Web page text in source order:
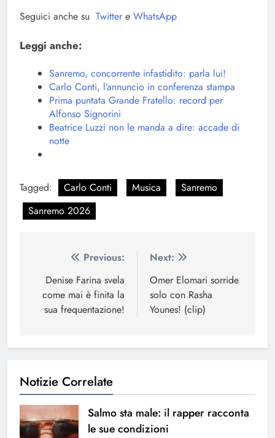
Seguici anche su Twitter e WhatsApp
Leggi anche:
Sanremo, concorrente infastidito: parla lui!
Carlo Conti, l’annuncio in conferenza stampa
Prima puntata Grande Fratello: record per
Alfonso Signorini
Beatrice Luzzi non le manda a dire: accade di
notte
Tagged: Carlo Conti Musica
Sanremo
Sanremo 2026
Navigazione
articoli
Previous:
Denise Farina svela
come mai è finita la
sua frequentazione!
Next:
Omer Elomari sorride
solo con Rasha
Younes! (clip)
Notizie Correlate
Salmo sta male: il rapper racconta
le sue condizioni